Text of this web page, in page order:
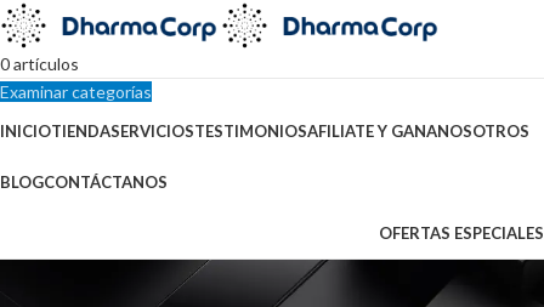
0artículos
Examinar categorías
INICIOTIENDASERVICIOSTESTIMONIOSAFILIATE Y GANANOSOTROS
BLOGCONTÁCTANOS
OFERTAS ESPECIALES